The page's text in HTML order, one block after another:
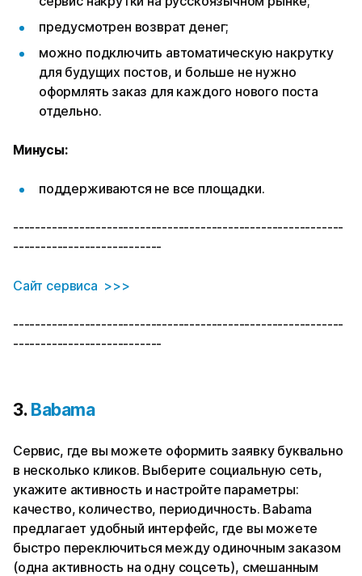
предусмотрен возврат денег;
можно подключить автоматическую накрутку
для будущих постов, и больше не нужно
оформлять заказ для каждого нового поста
отдельно.
Минусы:
поддерживаются не все площадки.
------------------------------------------------------------
---------------------------
Сайт сервиса >>>
------------------------------------------------------------
---------------------------
3. Babama
Сервис, где вы можете оформить заявку буквально
в несколько кликов. Выберите социальную сеть,
укажите активность и настройте параметры:
качество, количество, периодичность. Babama
предлагает удобный интерфейс, где вы можете
быстро переключиться между одиночным заказом
(одна активность на одну соцсеть), смешанным